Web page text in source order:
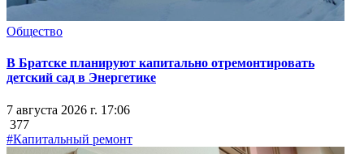
Общество
В Братске планируют капитально отремонтировать
детский сад в Энергетике
7 августа 2026 г. 17:06
377
#Капитальный ремонт